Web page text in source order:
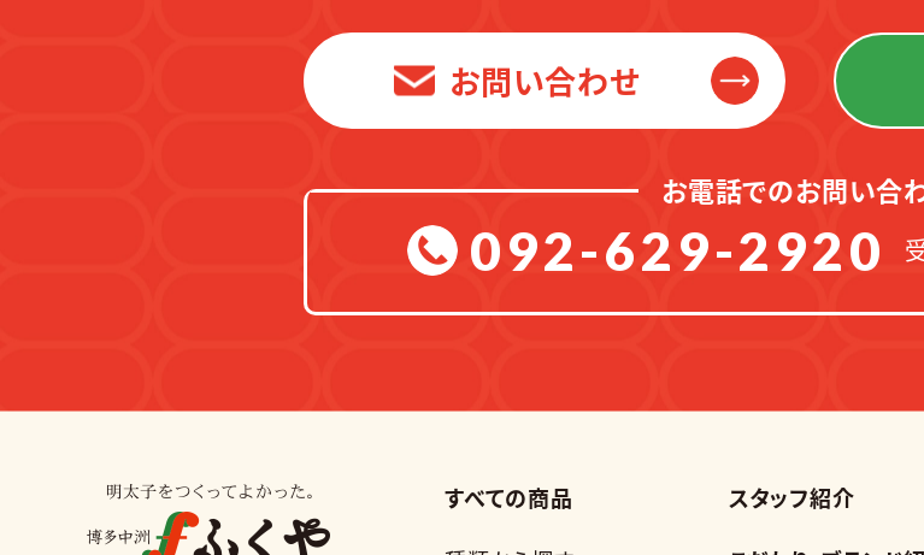
お問い合わせ
お電話でのお問い合
092-629-2920
すべての商品
スタッフ紹介